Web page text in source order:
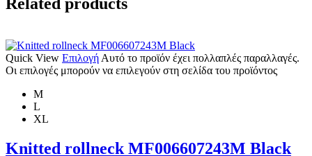
Related products
Quick View Επιλογή Αυτό το προϊόν έχει πολλαπλές παραλλαγές.
Οι επιλογές μπορούν να επιλεγούν στη σελίδα του προϊόντος
M
L
XL
Knitted rollneck MF006607243M Black